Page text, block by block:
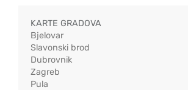
KARTE GRADOVA
Bjelovar
Slavonski brod
Dubrovnik
Zagreb
Pula